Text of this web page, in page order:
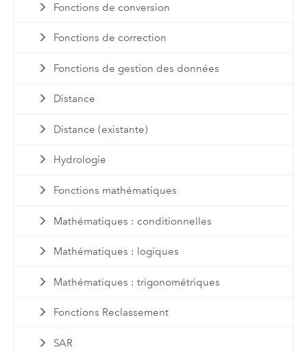
Fonctions de conversion
Fonctions de correction
Fonctions de gestion des données
Distance
Distance (existante)
Hydrologie
Fonctions mathématiques
Mathématiques : conditionnelles
Mathématiques : logiques
Mathématiques : trigonométriques
Fonctions Reclassement
SAR